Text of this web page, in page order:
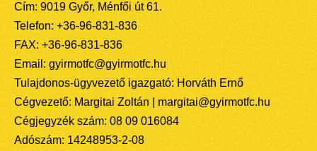
Cím: 9019 Győr, Ménfői út 61.
Telefon: +36-96-831-836
FAX: +36-96-831-836
Email: gyirmotfc@gyirmotfc.hu
Tulajdonos-ügyvezető igazgató: Horváth Ernő
Cégvezető: Margitai Zoltán | margitai@gyirmotfc.hu
Cégjegyzék szám: 08 09 016084
Adószám: 14248953-2-08